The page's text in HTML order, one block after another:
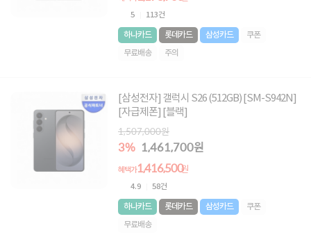
5 113건
하나카드 롯데카드 삼성카드
쿠폰
무료배송
주의
[삼성전자] 갤럭시 S26 (512GB) [SM-S942N]
[자급제폰] [블랙]
1,507,000원
3% 1,461,700원
혜택가1,416,500원
4.9 58건
하나카드 롯데카드 삼성카드
쿠폰
무료배송